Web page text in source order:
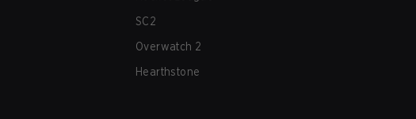
SC2
Overwatch 2
Hearthstone